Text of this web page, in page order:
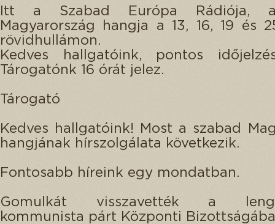
Itt a Szabad Európa Rádiója,
Magyarország hangja a 13, 16, 19 és
rövidhullámon.
Kedves hallgatóink, pontos
Tárogatónk 16 órát jelez.
Tárogató
Kedves hallgatóink! Most a szabad
hangjának hírszolgálata következik.
Fontosabb híreink egy mondatban.
Gomulkát visszavették a
kommunista párt Központi